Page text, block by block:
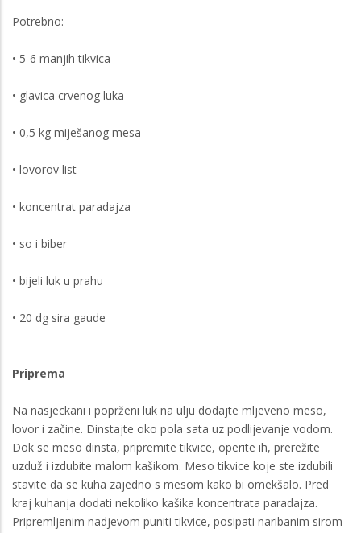
Potrebno:
• 5-6 manjih tikvica
• glavica crvenog luka
• 0,5 kg miješanog mesa
• lovorov list
• koncentrat paradajza
• so i biber
• bijeli luk u prahu
• 20 dg sira gaude
Priprema
Na nasjeckani i poprženi luk na ulju dodajte mljeveno meso,
lovor i začine. Dinstajte oko pola sata uz podlijevanje vodom.
Dok se meso dinsta, pripremite tikvice, operite ih, prerežite
uzduž i izdubite malom kašikom. Meso tikvice koje ste izdubili
stavite da se kuha zajedno s mesom kako bi omekšalo. Pred
kraj kuhanja dodati nekoliko kašika koncentrata paradajza.
Pripremljenim nadjevom puniti tikvice, posipati naribanim sirom